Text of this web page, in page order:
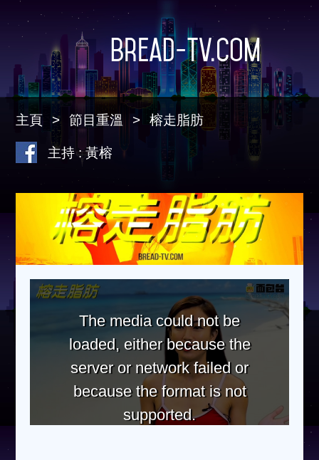
Bread-TV.com
主頁 節目重溫 榕走脂肪
主持 : 黃榕
The media could not be
loaded, either because the
server or network failed or
because the format is not
supported.